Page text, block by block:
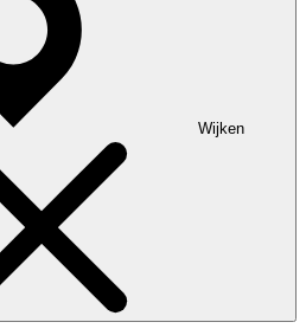
Wijken